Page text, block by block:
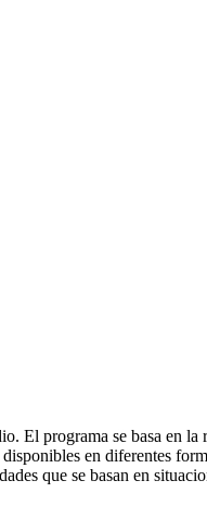
El programa se basa en
en diferentes
que se basan en